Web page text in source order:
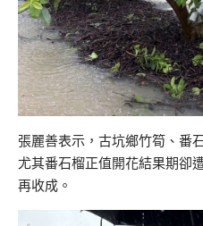
張麗善表示，古坑鄉竹筍、番
尤其番石榴正值開花結果期卻
再收成。